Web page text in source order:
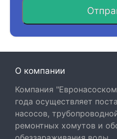
О компании
Компания
года осуществляет
насосов,
ремонтных хомутов и